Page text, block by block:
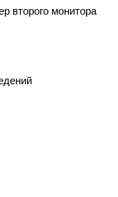
второго монитора